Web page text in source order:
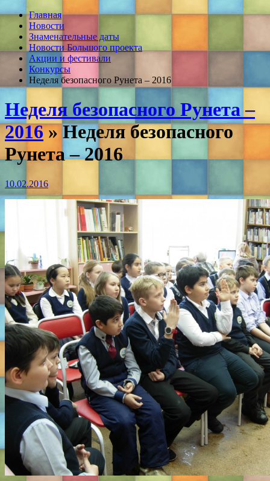
Главная
Новости
Знаменательные даты
Новости Большого проекта
Акции и фестивали
Конкурсы
Неделя безопасного Рунета – 2016
Неделя безопасного Рунета –
2016» Неделя безопасного
Рунета – 2016
10.02.2016